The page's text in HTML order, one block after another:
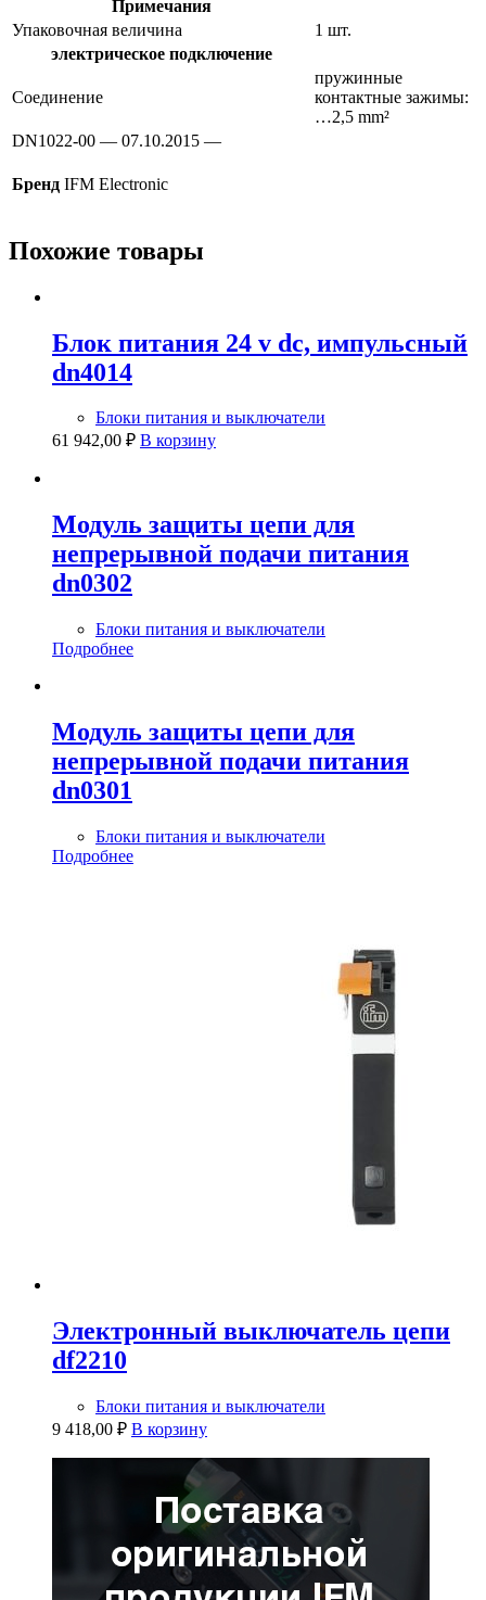
Примечания
Упаковочная величина
1 шт.
электрическое подключение
Соединение
пружинные
контактные зажимы:
…2,5 mm²
DN1022-00 — 07.10.2015 —
Бренд IFM Electronic
Похожие товары
Блок питания 24 v dc, импульсный
dn4014
Блоки питания и выключатели
61 942,00 ₽ В корзину
Модуль защиты цепи для
непрерывной подачи питания
dn0302
Блоки питания и выключатели
Подробнее
Модуль защиты цепи для
непрерывной подачи питания
dn0301
Блоки питания и выключатели
Подробнее
Электронный выключатель цепи
df2210
Блоки питания и выключатели
9 418,00 ₽ В корзину